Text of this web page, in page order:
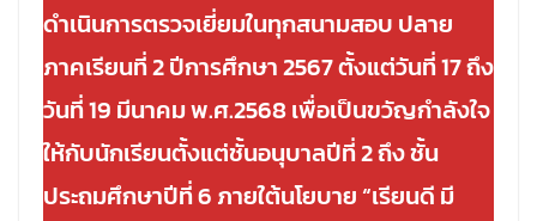
ดำเนินการตรวจเยี่ยมในทุกสนามสอบ ปลาย
ภาคเรียนที่ 2 ปีการศึกษา 2567 ตั้งแต่วันที่ 17 ถึง
วันที่ 19 มีนาคม พ.ศ.2568 เพื่อเป็นขวัญกำลังใจ
ให้กับนักเรียนตั้งแต่ชั้นอนุบาลปีที่ 2 ถึง ชั้น
ประถมศึกษาปีที่ 6 ภายใต้นโยบาย “เรียนดี มี